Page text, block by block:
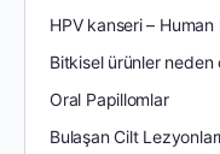
HPV kanseri –
Bitkisel ürünler neden
Oral Papillomlar
Bulaşan Cilt Lezyonları